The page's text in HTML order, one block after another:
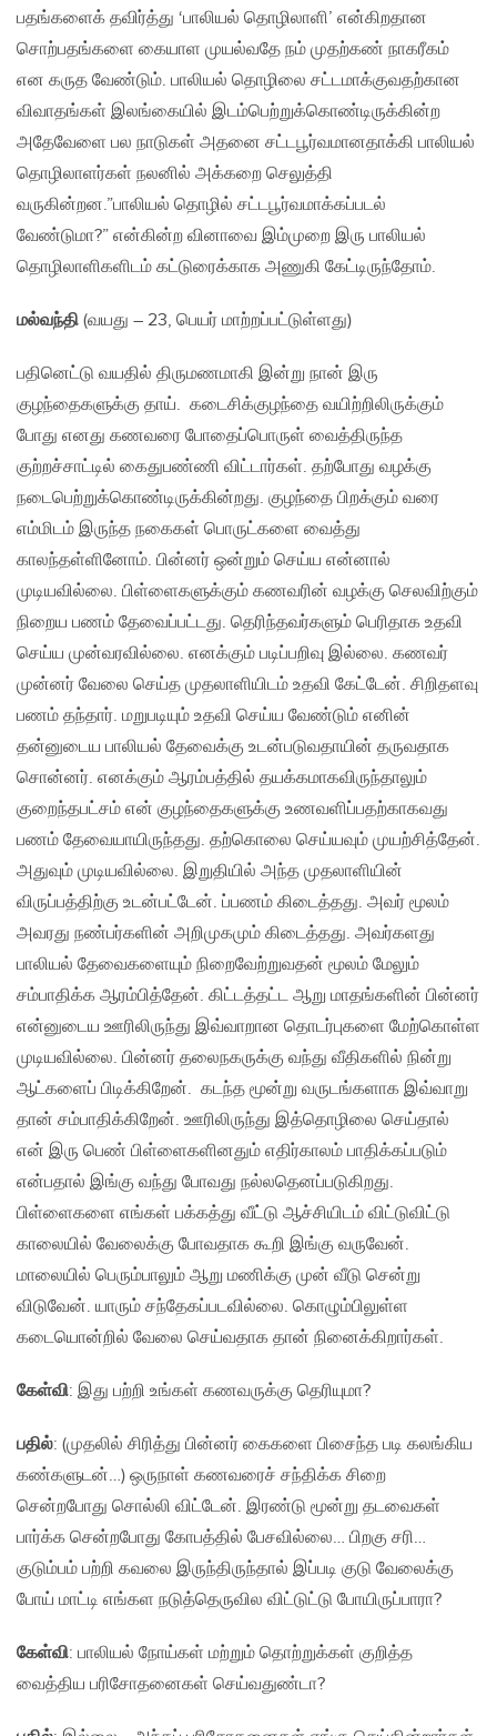
பதங்களைக் தவிர்த்து ‘பாலியல் தொழிலாளி’ என்கிறதான
சொற்பதங்களை கையாள முயல்வதே நம் முதற்கண் நாகரீகம்
என கருத வேண்டும். பாலியல் தொழிலை சட்டமாக்குவதற்கான
விவாதங்கள் இலங்கையில் இடம்பெற்றுக்கொண்டிருக்கின்ற
அதேவேளை பல நாடுகள் அதனை சட்டபூர்வமானதாக்கி பாலியல்
தொழிலாளர்கள் நலனில் அக்கறை செலுத்தி
வருகின்றன.”பாலியல் தொழில் சட்டபூர்வமாக்கப்படல்
வேண்டுமா?” என்கின்ற வினாவை இம்முறை இரு பாலியல்
தொழிலாளிகளிடம் கட்டுரைக்காக அணுகி கேட்டிருந்தோம்.
மல்வந்தி (வயது – 23, பெயர் மாற்றப்பட்டுள்ளது)
பதினெட்டு வயதில் திருமணமாகி இன்று நான் இரு
குழந்தைகளுக்கு தாய். கடைசிக்குழந்தை வயிற்றிலிருக்கும்
போது எனது கணவரை போதைப்பொருள் வைத்திருந்த
குற்றச்சாட்டில் கைதுபண்ணி விட்டார்கள். தற்போது வழக்கு
நடைபெற்றுக்கொண்டிருக்கின்றது. குழந்தை பிறக்கும் வரை
எம்மிடம் இருந்த நகைகள் பொருட்களை வைத்து
காலந்தள்ளினோம். பின்னர் ஒன்றும் செய்ய என்னால்
முடியவில்லை. பிள்ளைகளுக்கும் கணவரின் வழக்கு செலவிற்கும்
நிறைய பணம் தேவைப்பட்டது. தெரிந்தவர்களும் பெரிதாக உதவி
செய்ய முன்வரவில்லை. எனக்கும் படிப்பறிவு இல்லை. கணவர்
முன்னர் வேலை செய்த முதலாளியிடம் உதவி கேட்டேன். சிறிதளவு
பணம் தந்தார். மறுபடியும் உதவி செய்ய வேண்டும் எனின்
தன்னுடைய பாலியல் தேவைக்கு உடன்படுவதாயின் தருவதாக
சொன்னர். எனக்கும் ஆரம்பத்தில் தயக்கமாகவிருந்தாலும்
குறைந்தபட்சம் என் குழந்தைகளுக்கு உணவளிப்பதற்காகவது
பணம் தேவையாயிருந்தது. தற்கொலை செய்யவும் முயற்சித்தேன்.
அதுவும் முடியவில்லை. இறுதியில் அந்த முதலாளியின்
விருப்பத்திற்கு உடன்பட்டேன். ப்பணம் கிடைத்தது. அவர் மூலம்
அவரது நண்பர்களின் அறிமுகமும் கிடைத்தது. அவர்களது
பாலியல் தேவைகளையும் நிறைவேற்றுவதன் மூலம் மேலும்
சம்பாதிக்க ஆரம்பித்தேன். கிட்டத்தட்ட ஆறு மாதங்களின் பின்னர்
என்னுடைய ஊரிலிருந்து இவ்வாறான தொடர்புகளை மேற்கொள்ள
முடியவில்லை. பின்னர் தலைநகருக்கு வந்து வீதிகளில் நின்று
ஆட்களைப் பிடிக்கிறேன். கடந்த மூன்று வருடங்களாக இவ்வாறு
தான் சம்பாதிக்கிறேன். ஊரிலிருந்து இத்தொழிலை செய்தால்
என் இரு பெண் பிள்ளைகளினதும் எதிர்காலம் பாதிக்கப்படும்
என்பதால் இங்கு வந்து போவது நல்லதெனப்படுகிறது.
பிள்ளைகளை எங்கள் பக்கத்து வீட்டு ஆச்சியிடம் விட்டுவிட்டு
காலையில் வேலைக்கு போவதாக கூறி இங்கு வருவேன்.
மாலையில் பெரும்பாலும் ஆறு மணிக்கு முன் வீடு சென்று
விடுவேன். யாரும் சந்தேகப்படவில்லை. கொழும்பிலுள்ள
கடையொன்றில் வேலை செய்வதாக தான் நினைக்கிறார்கள்.
கேள்வி: இது பற்றி உங்கள் கணவருக்கு தெரியுமா?
பதில்: (முதலில் சிரித்து பின்னர் கைகளை பிசைந்த படி கலங்கிய
கண்களுடன்…) ஒருநாள் கணவரைச் சந்திக்க சிறை
சென்றபோது சொல்லி விட்டேன். இரண்டு மூன்று தடவைகள்
பார்க்க சென்றபோது கோபத்தில் பேசவில்லை… பிறகு சரி…
குடும்பம் பற்றி கவலை இருந்திருந்தால் இப்படி குடு வேலைக்கு
போய் மாட்டி எங்கள நடுத்தெருவில விட்டுட்டு போயிருப்பாரா?
கேள்வி: பாலியல் நோய்கள் மற்றும் தொற்றுக்கள் குறித்த
வைத்திய பரிசோதனைகள் செய்வதுண்டா?